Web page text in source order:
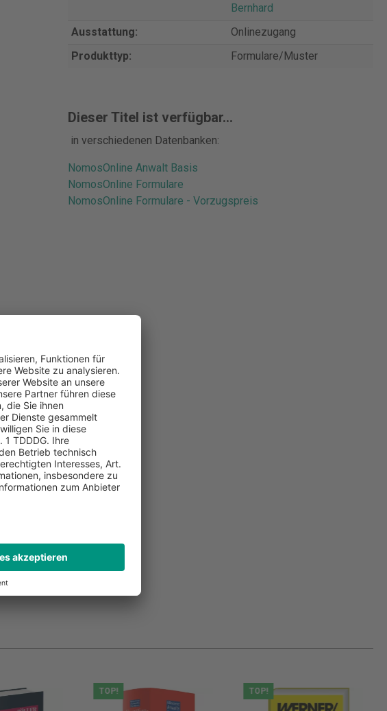
Bernhard
Ausstattung:
Onlinezugang
Produkttyp:
Formulare/Muster
Dieser Titel ist verfügbar...
in verschiedenen Datenbanken:
NomosOnline Anwalt Basis
NomosOnline Formulare
NomosOnline Formulare - Vorzugspreis
TOP! TOP!